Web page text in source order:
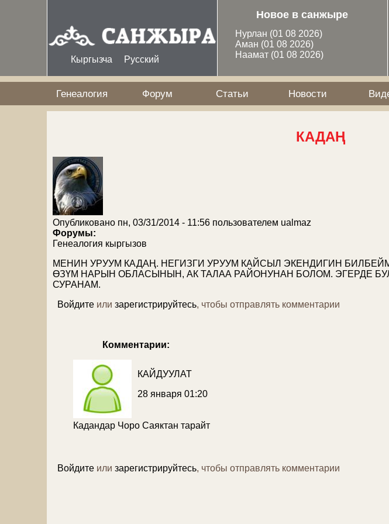
Кыргызча Русский
Новое в санжыре
Нурлан (01 08 2026)
Аман (01 08 2026)
Наамат (01 08 2026)
Генеалогия Форум Статьи Новости
КАДАҢ
Опубликовано пн, 03/31/2014 - 11:56 пользователем ualmaz
Форумы:
Генеалогия кыргызов
МЕНИН УРУУМ КАДАҢ. НЕГИЗГИ УРУУМ КАЙСЫЛ ЭКЕНДИГИН
ӨЗҮМ НАРЫН ОБЛАСЫНЫН, АК ТАЛАА РАЙОНУНАН БОЛОМ. ЭГЕРДЕ
СУРАНАМ.
Войдите или зарегистрируйтесь, чтобы отправлять комментарии
Комментарии:
КАЙДУУЛАТ
28 января 01:20
Кадандар Чоро Саяктан тарайт
Войдите или зарегистрируйтесь, чтобы отправлять комментарии